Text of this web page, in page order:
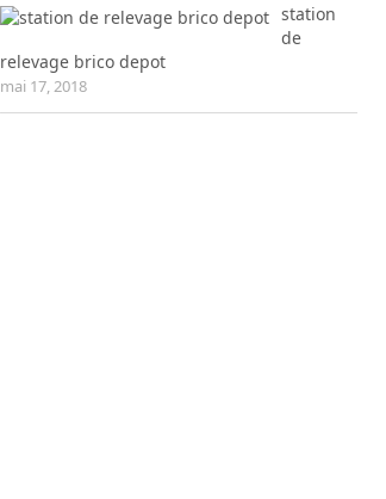
station
de
relevage brico depot
mai 17, 2018